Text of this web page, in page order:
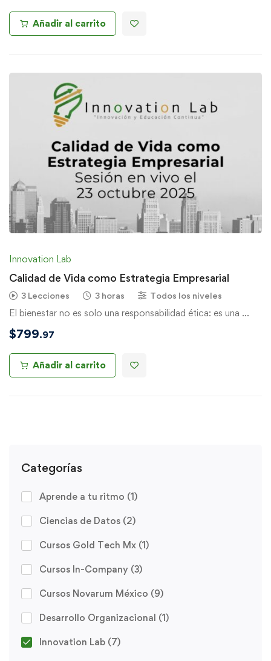
Categorías
Aprende a tu ritmo (1)
Ciencias de Datos (2)
Cursos Gold Tech Mx (1)
Cursos In-Company (3)
Cursos Novarum México (9)
Desarrollo Organizacional (1)
Innovation Lab (7)
Añadir al carrito
Innovation Lab
Calidad de Vida como Estrategia Empresarial
3 Lecciones 3 horas Todos los niveles
El bienestar no es solo una responsabilidad ética: es una …
$799.97
Añadir al carrito